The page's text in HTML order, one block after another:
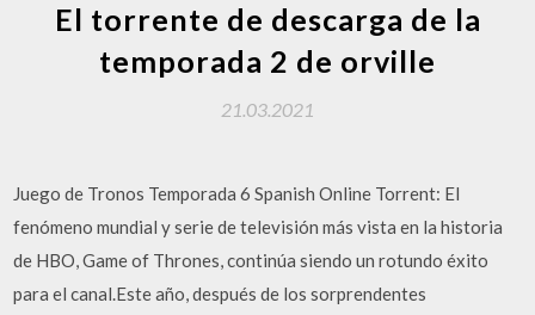
El torrente de descarga de la
temporada 2 de orville
21.03.2021
Juego de Tronos Temporada 6 Spanish Online Torrent: El
fenómeno mundial y serie de televisión más vista en la historia
de HBO, Game of Thrones, continúa siendo un rotundo éxito
para el canal.Este año, después de los sorprendentes